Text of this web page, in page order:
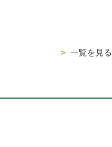
＞ 一覧を見る